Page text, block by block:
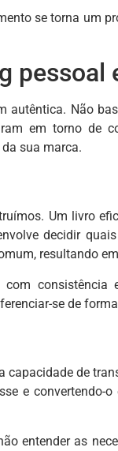
se torna um
pessoal
autêntica. Não
em torno de
sua marca.
Um livro
decidir
resultando
consistência
se de
de
e convertendo-
entender as